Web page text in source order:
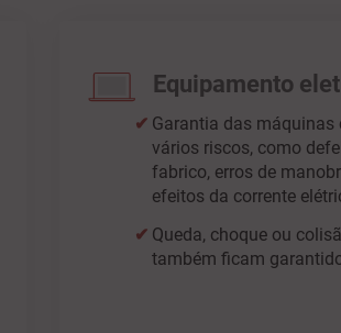
Equipamento
Garantia das máquinas
vários riscos, como
fabrico, erros de
efeitos da corrente
Queda, choque ou
também ficam